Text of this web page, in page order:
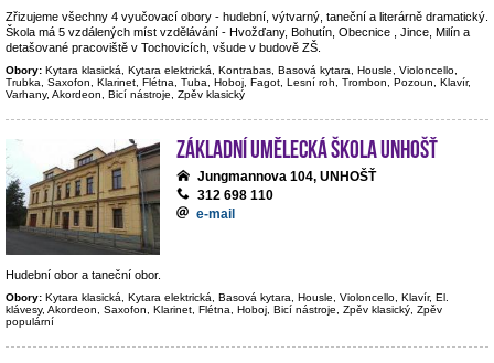
Zřizujeme všechny 4 vyučovací obory - hudební, výtvarný, taneční a literárně dramatický.
Škola má 5 vzdálených míst vzdělávání - Hvožďany, Bohutín, Obecnice , Jince, Milín a
detašované pracoviště v Tochovicích, všude v budově ZŠ.
Obory: Kytara klasická, Kytara elektrická, Kontrabas, Basová kytara, Housle, Violoncello,
Trubka, Saxofon, Klarinet, Flétna, Tuba, Hoboj, Fagot, Lesní roh, Trombon, Pozoun, Klavír,
Varhany, Akordeon, Bicí nástroje, Zpěv klasický
Základní umělecká škola Unhošť
Jungmannova 104, UNHOŠŤ
312 698 110
e-mail
Hudební obor a taneční obor.
Obory: Kytara klasická, Kytara elektrická, Basová kytara, Housle, Violoncello, Klavír, El.
klávesy, Akordeon, Saxofon, Klarinet, Flétna, Hoboj, Bicí nástroje, Zpěv klasický, Zpěv
populární